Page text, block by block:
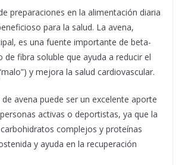
preparaciones en la alimentación diaria
para la salud. La avena,
es una fuente importante de beta-
de fibra soluble que ayuda a reducir el
y mejora la salud cardiovascular.
avena puede ser un excelente aporte
activas o deportistas, ya que la
complejos y proteínas
y ayuda en la recuperación